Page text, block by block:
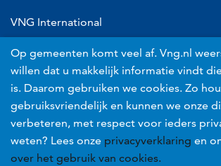
VNG International
VNG Realisatie
VNG Risicobeheer
Voet
Privacyverklaring
Proclaimer
Op gemeenten komt veel af. Vng.nl
willen dat u makkelijk informatie vindt
is. Daarom gebruiken we cookies. Zo
gebruiksvriendelijk en kunnen we onze
verbeteren, met respect voor ieders
weten? Lees onze privacyverklaring en
over het gebruik van cookies.